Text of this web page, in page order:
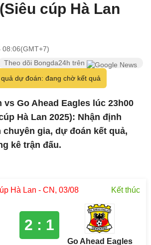
cúp Hà Lan
Theo dõi Bongda24h trên
dự đoán: đang chờ kết quả
vs Go Ahead Eagles lúc 23h00
Hà Lan 2025): Nhận định
chuyên gia, dự đoán kết quả,
kê trận đấu.